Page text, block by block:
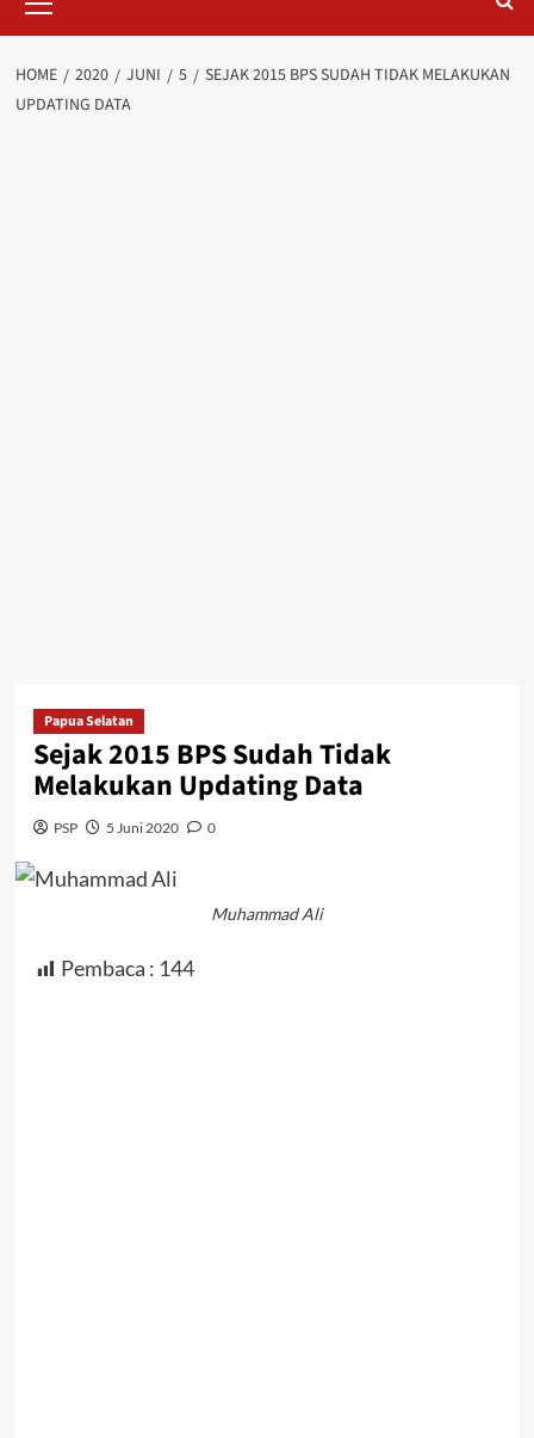
Menu
HOME 2020 JUNI 5
SEJAK 2015 BPS SUDAH TIDAK MELAKUKAN
UPDATING DATA
Papua Selatan
Sejak 2015 BPS Sudah Tidak
Melakukan Updating Data
PSP 5 Juni 2020 0
Muhammad Ali
Pembaca : 144